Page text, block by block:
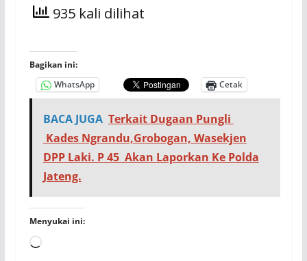
935 kali dilihat
Bagikan ini:
WhatsApp
Cetak
BACA JUGA Terkait Dugaan Pungli
Kades Ngrandu,Grobogan, Wasekjen
DPP Laki. P 45 Akan Laporkan Ke Polda
Jateng.
Menyukai ini:
Memuat...